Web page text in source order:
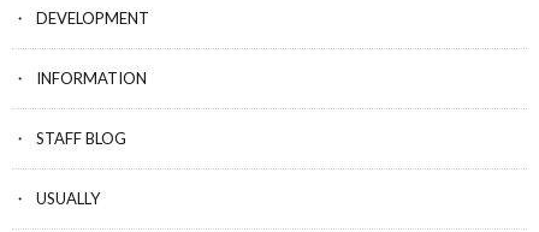
DEVELOPMENT
INFORMATION
STAFF BLOG
USUALLY